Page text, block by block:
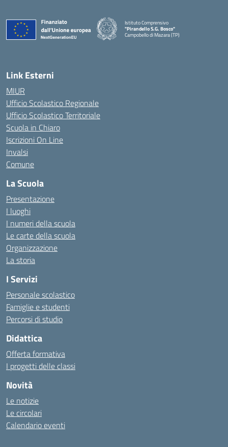
Istituto Comprensivo
"Pirandello S.G. Bosco"
Campobello di Mazara (TP)
— Visita la pagina iniziale della scuola
Link Esterni
MIUR
Ufficio Scolastico Regionale
Ufficio Scolastico Territoriale
Scuola in Chiaro
Iscrizioni On Line
Invalsi
Comune
La Scuola
Presentazione
I luoghi
I numeri della scuola
Le carte della scuola
Organizzazione
La storia
I Servizi
Personale scolastico
Famiglie e studenti
Percorsi di studio
Didattica
Offerta formativa
I progetti delle classi
Novità
Le notizie
Le circolari
Calendario eventi